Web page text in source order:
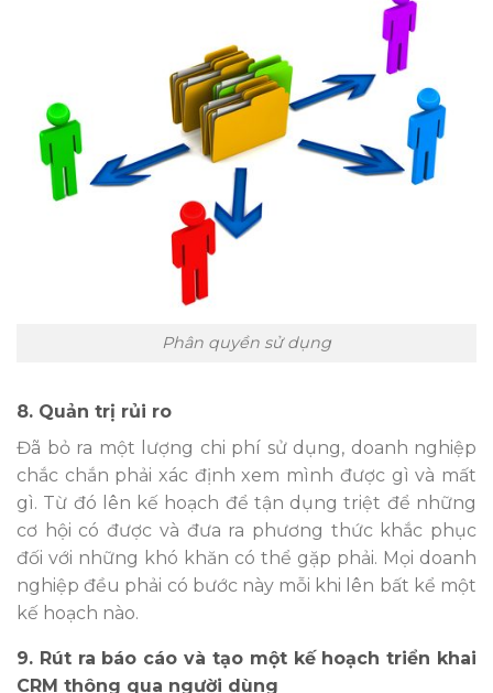
Phân quyền sử dụng
8. Quản trị rủi ro
Đã bỏ ra một lượng chi phí sử dụng, doanh nghiệp
chắc chắn phải xác định xem mình được gì và mất
gì. Từ đó lên kế hoạch để tận dụng triệt để những
cơ hội có được và đưa ra phương thức khắc phục
đối với những khó khăn có thể gặp phải. Mọi doanh
nghiệp đều phải có bước này mỗi khi lên bất kể một
kế hoạch nào.
9. Rút ra báo cáo và tạo một kế hoạch triển khai
CRM thông qua người dùng